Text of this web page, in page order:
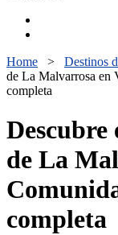
Home > Destinos
de La Malvarrosa en
completa
Descubre
de La
completa